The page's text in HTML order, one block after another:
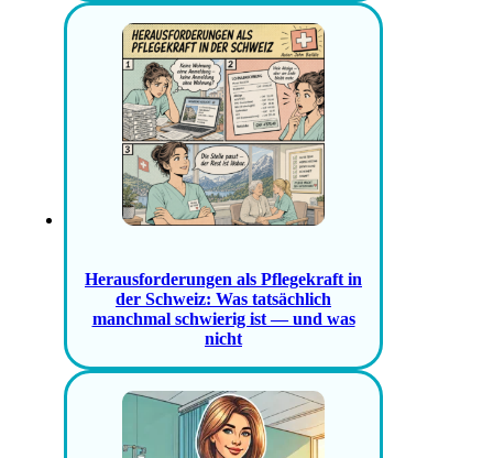
Herausforderungen als Pflegekraft in
der Schweiz: Was tatsächlich
manchmal schwierig ist — und was
nicht